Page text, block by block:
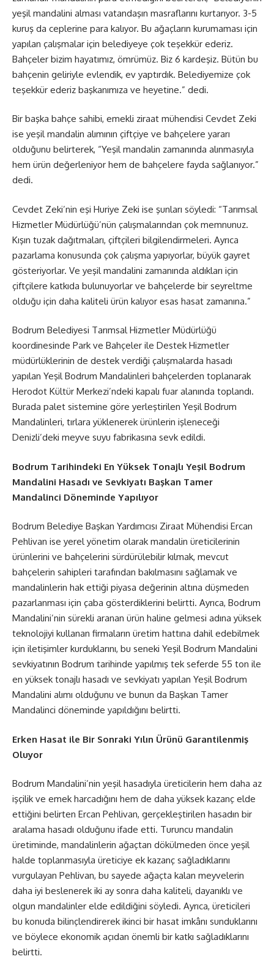
yeşil mandalini alması vatandaşın masraflarını kurtarıyor. 3-5
kuruş da ceplerine para kalıyor. Bu ağaçların kurumaması için
yapılan çalışmalar için belediyeye çok teşekkür ederiz.
Bahçeler bizim hayatımız, ömrümüz. Biz 6 kardeşiz. Bütün bu
bahçenin geliriyle evlendik, ev yaptırdık. Belediyemize çok
teşekkür ederiz başkanımıza ve heyetine.” dedi.
Bir başka bahçe sahibi, emekli ziraat mühendisi Cevdet Zeki
ise yeşil mandalin alımının çiftçiye ve bahçelere yararı
olduğunu belirterek, “Yeşil mandalin zamanında alınmasıyla
hem ürün değerleniyor hem de bahçelere fayda sağlanıyor.”
dedi.
Cevdet Zeki’nin eşi Huriye Zeki ise şunları söyledi: “Tarımsal
Hizmetler Müdürlüğü’nün çalışmalarından çok memnunuz.
Kışın tuzak dağıtmaları, çiftçileri bilgilendirmeleri. Ayrıca
pazarlama konusunda çok çalışma yapıyorlar, büyük gayret
gösteriyorlar. Ve yeşil mandalini zamanında aldıkları için
çiftçilere katkıda bulunuyorlar ve bahçelerde bir seyreltme
olduğu için daha kaliteli ürün kalıyor esas hasat zamanına.”
Bodrum Belediyesi Tarımsal Hizmetler Müdürlüğü
koordinesinde Park ve Bahçeler ile Destek Hizmetler
müdürlüklerinin de destek verdiği çalışmalarda hasadı
yapılan Yeşil Bodrum Mandalinleri bahçelerden toplanarak
Herodot Kültür Merkezi’ndeki kapalı fuar alanında toplandı.
Burada palet sistemine göre yerleştirilen Yeşil Bodrum
Mandalinleri, tırlara yüklenerek ürünlerin işleneceği
Denizli’deki meyve suyu fabrikasına sevk edildi.
Bodrum Tarihindeki En Yüksek Tonajlı Yeşil Bodrum
Mandalini Hasadı ve Sevkiyatı Başkan Tamer
Mandalinci Döneminde Yapılıyor
Bodrum Belediye Başkan Yardımcısı Ziraat Mühendisi Ercan
Pehlivan ise yerel yönetim olarak mandalin üreticilerinin
ürünlerini ve bahçelerini sürdürülebilir kılmak, mevcut
bahçelerin sahipleri tarafından bakılmasını sağlamak ve
mandalinlerin hak ettiği piyasa değerinin altına düşmeden
pazarlanması için çaba gösterdiklerini belirtti. Ayrıca, Bodrum
Mandalini’nin sürekli aranan ürün haline gelmesi adına yüksek
teknolojiyi kullanan firmaların üretim hattına dahil edebilmek
için iletişimler kurduklarını, bu seneki Yeşil Bodrum Mandalini
sevkiyatının Bodrum tarihinde yapılmış tek seferde 55 ton ile
en yüksek tonajlı hasadı ve sevkiyatı yapılan Yeşil Bodrum
Mandalini alımı olduğunu ve bunun da Başkan Tamer
Mandalinci döneminde yapıldığını belirtti.
Erken Hasat ile Bir Sonraki Yılın Ürünü Garantilenmiş
Oluyor
Bodrum Mandalini’nin yeşil hasadıyla üreticilerin hem daha az
işçilik ve emek harcadığını hem de daha yüksek kazanç elde
ettiğini belirten Ercan Pehlivan, gerçekleştirilen hasadın bir
aralama hasadı olduğunu ifade etti. Turuncu mandalin
üretiminde, mandalinlerin ağaçtan dökülmeden önce yeşil
halde toplanmasıyla üreticiye ek kazanç sağladıklarını
vurgulayan Pehlivan, bu sayede ağaçta kalan meyvelerin
daha iyi beslenerek iki ay sonra daha kaliteli, dayanıklı ve
olgun mandalinler elde edildiğini söyledi. Ayrıca, üreticileri
bu konuda bilinçlendirerek ikinci bir hasat imkânı sunduklarını
ve böylece ekonomik açıdan önemli bir katkı sağladıklarını
belirtti.